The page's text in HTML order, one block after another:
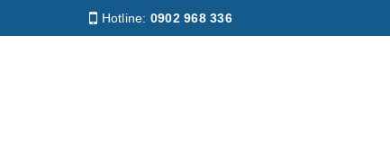
Hotline: 0902 968 336